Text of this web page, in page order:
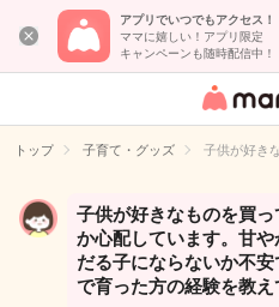
アプリでいつでもアクセス！
ママに嬉しい！アプリ限定
キャンペーンも随時配信中！
女性専用
イト
トップ 子育て・グッズ 子供が好き
子供が好きなものを買
か心配しています。甘
だる子にならないか不
で育った方の経験を教え